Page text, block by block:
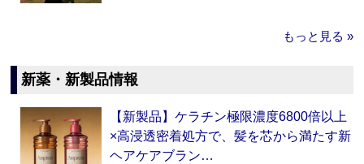
もっと見る »
新薬・新製品情報
【新製品】ケラチン極限濃度6800倍以上
×高浸透密着処方で、髪を芯から満たす新
ヘアケアブラン…